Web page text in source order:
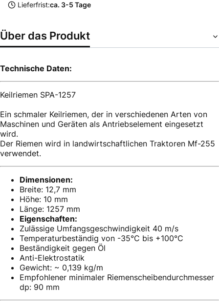
Lieferfrist:ca. 3-5 Tage
Über das Produkt
Technische Daten:
Keilriemen SPA-1257
Ein schmaler Keilriemen, der in verschiedenen Arten von
Maschinen und Geräten als Antriebselement eingesetzt
wird.
Der Riemen wird in landwirtschaftlichen Traktoren Mf-255
verwendet.
Dimensionen:
Breite: 12,7 mm
Höhe: 10 mm
Länge: 1257 mm
Eigenschaften:
Zulässige Umfangsgeschwindigkeit 40 m/s
Temperaturbeständig von -35°C bis +100°C
Beständigkeit gegen Öl
Anti-Elektrostatik
Gewicht: ~ 0,139 kg/m
Empfohlener minimaler Riemenscheibendurchmesser
dp: 90 mm